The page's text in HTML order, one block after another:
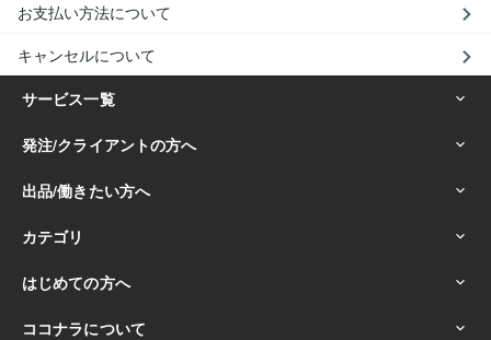
お支払い方法について
キャンセルについて